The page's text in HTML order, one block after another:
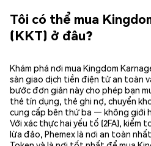
Tôi có thể mua
(KKT) ở đâu?
Khám phá nơi mua Kingdom
sàn giao dịch tiền điện tử an toàn
bước đơn giản này cho phép bạn
thẻ tín dụng, thẻ ghi nợ, chuyển
cung cấp bên thứ ba — không giới
Với xác thực hai yếu tố (2FA), kiểm
lừa đảo, Phemex là nơi an toàn